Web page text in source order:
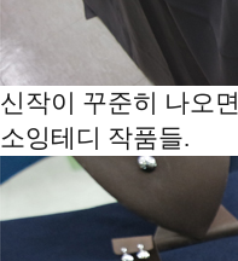
신작이 꾸준히 나오
소잉테디 작품들.